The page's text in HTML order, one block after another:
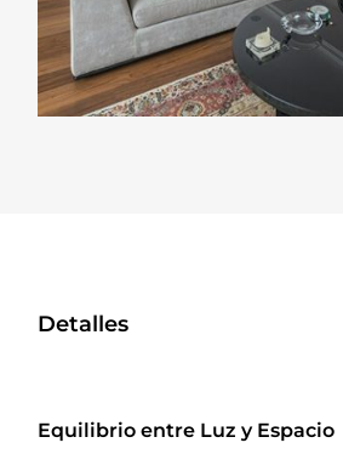
Detalles
Equilibrio entre Luz y Espacio